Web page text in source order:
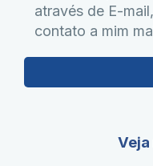
através de E-
contato a mim
Veja